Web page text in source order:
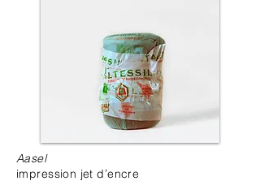
Aasel
impression jet d’encre